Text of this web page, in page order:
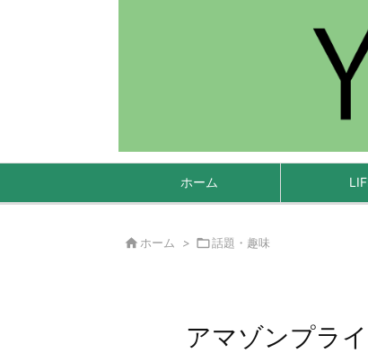
ホーム
 ホーム > 話題・趣味
アマゾンプラ